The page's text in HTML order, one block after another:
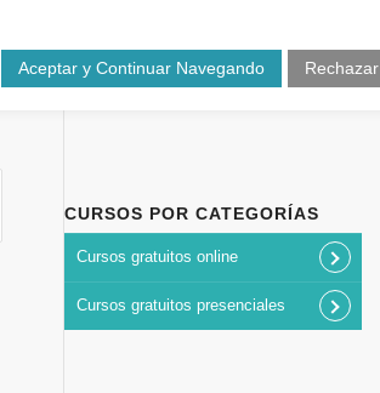
Nosotros Blog Contacto
CURSOS POR CATEGORÍAS
Cursos gratuitos online
Cursos gratuitos presenciales
Aceptar y Continuar Navegando Rechazar